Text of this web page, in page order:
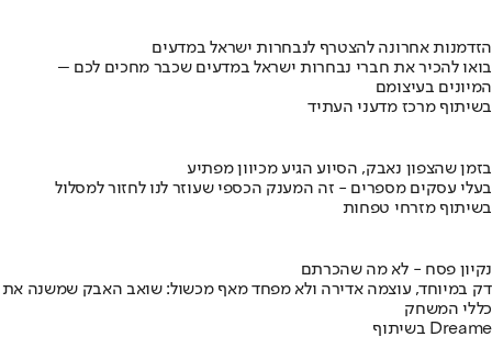
הזדמנות אחרונה להצטרף לנבחרות ישראל במדעים
בואו להכיר את חברי נבחרות ישראל במדעים שכבר מחכים לכם –
המיונים בעיצומם
בשיתוף מרכז מדעני העתיד
בזמן שהצפון נאבק, הסיוע הגיע מכיוון מפתיע
בעלי עסקים מספרים - זה המענק הכספי שעוזר לנו לחזור למסלול
בשיתוף מזרחי טפחות
נקיון פסח - לא מה שהכרתם
דק במיוחד, עוצמה אדירה ולא מפחד מאף מכשול: שואב האבק שמשנה את
כללי המשחק
בשיתוף Dreame